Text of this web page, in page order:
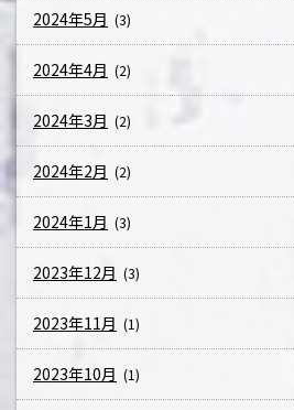
2024年5月 (3)
2024年4月 (2)
2024年3月 (2)
2024年2月 (2)
2024年1月 (3)
2023年12月 (3)
2023年11月 (1)
2023年10月 (1)